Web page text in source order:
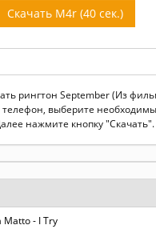
Скачать M4r (40 сек.)
рингтон September (Из
выберите
нажмите кнопку "Скачать".
Matto - I Try